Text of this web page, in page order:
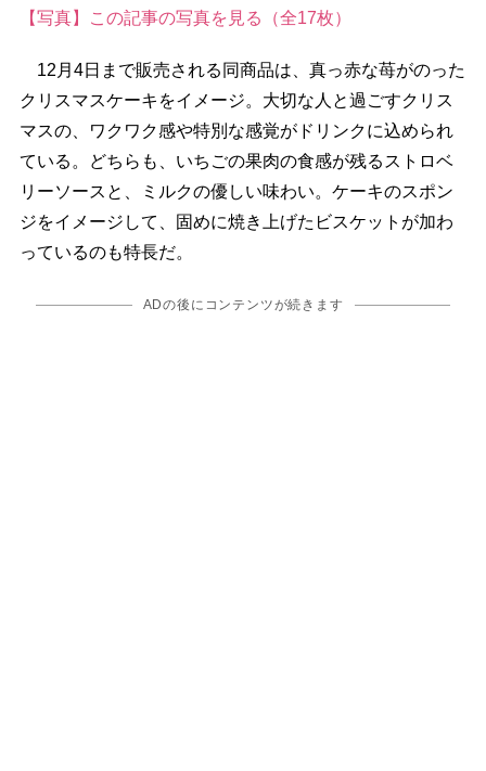
【写真】この記事の写真を見る（全17枚）
12月4日まで販売される同商品は、真っ赤な苺がのった
クリスマスケーキをイメージ。大切な人と過ごすクリス
マスの、ワクワク感や特別な感覚がドリンクに込められ
ている。どちらも、いちごの果肉の食感が残るストロベ
リーソースと、ミルクの優しい味わい。ケーキのスポン
ジをイメージして、固めに焼き上げたビスケットが加わ
っているのも特長だ。
ADの後にコンテンツが続きます